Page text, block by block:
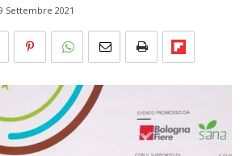
Settembre 2021